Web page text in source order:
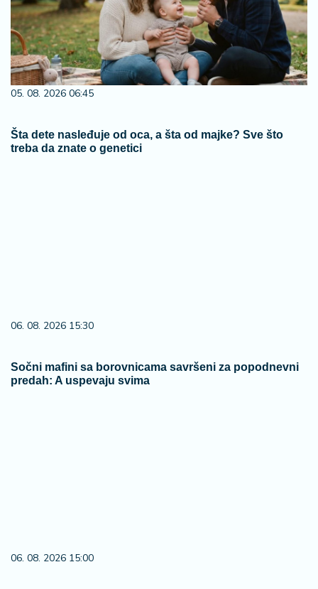
05. 08. 2026 06:45
Šta dete nasleđuje od oca, a šta od majke? Sve što
treba da znate o genetici
06. 08. 2026 15:30
Sočni mafini sa borovnicama savršeni za popodnevni
predah: A uspevaju svima
06. 08. 2026 15:00